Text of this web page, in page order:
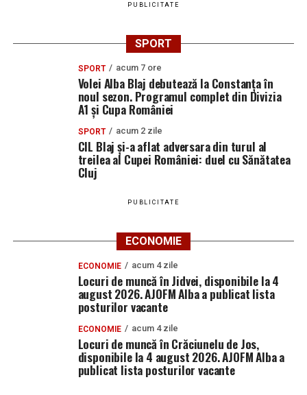
PUBLICITATE
SPORT
SPORT acum 7 ore
Volei Alba Blaj debutează la Constanța în
noul sezon. Programul complet din Divizia
A1 și Cupa României
SPORT acum 2 zile
CIL Blaj și-a aflat adversara din turul al
treilea al Cupei României: duel cu Sănătatea
Cluj
PUBLICITATE
ECONOMIE
ECONOMIE acum 4 zile
Locuri de muncă în Jidvei, disponibile la 4
august 2026. AJOFM Alba a publicat lista
posturilor vacante
ECONOMIE acum 4 zile
Locuri de muncă în Crăciunelu de Jos,
disponibile la 4 august 2026. AJOFM Alba a
publicat lista posturilor vacante